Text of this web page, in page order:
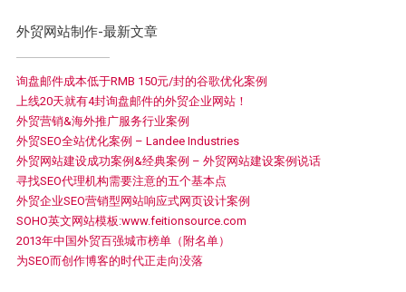
外贸网站制作-最新文章
询盘邮件成本低于RMB 150元/封的谷歌优化案例
上线20天就有4封询盘邮件的外贸企业网站！
外贸营销&海外推广服务行业案例
外贸SEO全站优化案例 – Landee Industries
外贸网站建设成功案例&经典案例 – 外贸网站建设案例说话
寻找SEO代理机构需要注意的五个基本点
外贸企业SEO营销型网站响应式网页设计案例
SOHO英文网站模板:www.feitionsource.com
2013年中国外贸百强城市榜单（附名单）
为SEO而创作博客的时代正走向没落